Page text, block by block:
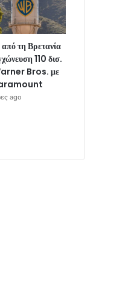
τη Βρετανία
110 δισ.
Bros. με
ago